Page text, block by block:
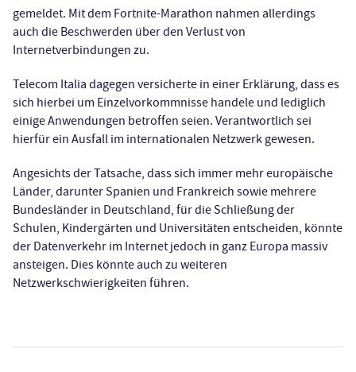
gemeldet. Mit dem Fortnite-Marathon nahmen allerdings
auch die Beschwerden über den Verlust von
Internetverbindungen zu.
Telecom Italia dagegen versicherte in einer Erklärung, dass es
sich hierbei um Einzelvorkommnisse handele und lediglich
einige Anwendungen betroffen seien. Verantwortlich sei
hierfür ein Ausfall im internationalen Netzwerk gewesen.
Angesichts der Tatsache, dass sich immer mehr europäische
Länder, darunter Spanien und Frankreich sowie mehrere
Bundesländer in Deutschland, für die Schließung der
Schulen, Kindergärten und Universitäten entscheiden, könnte
der Datenverkehr im Internet jedoch in ganz Europa massiv
ansteigen. Dies könnte auch zu weiteren
Netzwerkschwierigkeiten führen.